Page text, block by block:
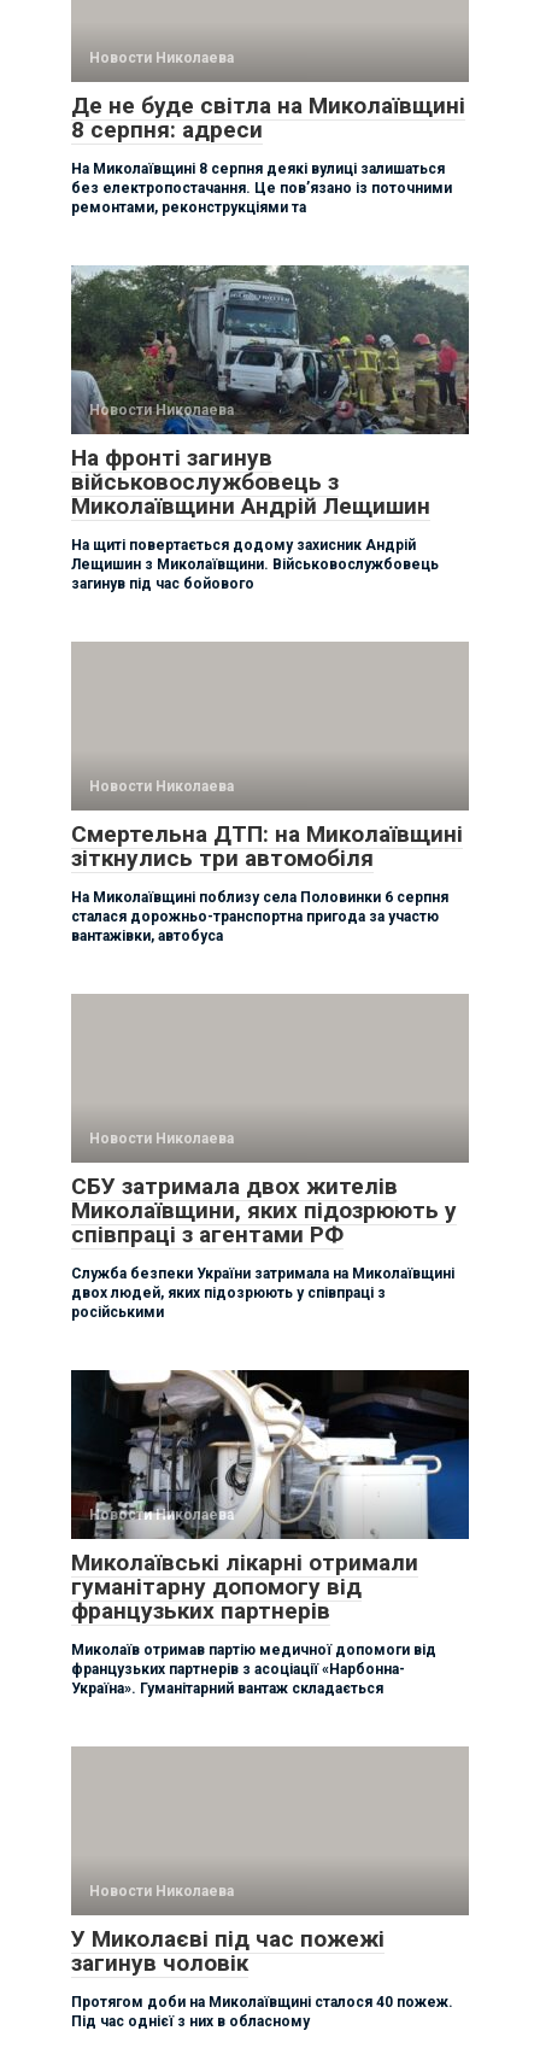
Новости Николаева
Де не буде світла на Миколаївщині
8 серпня: адреси
На Миколаївщині 8 серпня деякі вулиці залишаться
без електропостачання. Це пов’язано із поточними
ремонтами, реконструкціями та
Новости Николаева
На фронті загинув
військовослужбовець з
Миколаївщини Андрій Лещишин
На щиті повертається додому захисник Андрій
Лещишин з Миколаївщини. Військовослужбовець
загинув під час бойового
Новости Николаева
Смертельна ДТП: на Миколаївщині
зіткнулись три автомобіля
На Миколаївщині поблизу села Половинки 6 серпня
сталася дорожньо-транспортна пригода за участю
вантажівки, автобуса
Новости Николаева
СБУ затримала двох жителів
Миколаївщини, яких підозрюють у
співпраці з агентами РФ
Служба безпеки України затримала на Миколаївщині
двох людей, яких підозрюють у співпраці з
російськими
Новости Николаева
Миколаївські лікарні отримали
гуманітарну допомогу від
французьких партнерів
Миколаїв отримав партію медичної допомоги від
французьких партнерів з асоціації «Нарбонна-
Україна». Гуманітарний вантаж складається
Новости Николаева
У Миколаєві під час пожежі
загинув чоловік
Протягом доби на Миколаївщині сталося 40 пожеж.
Під час однієї з них в обласному